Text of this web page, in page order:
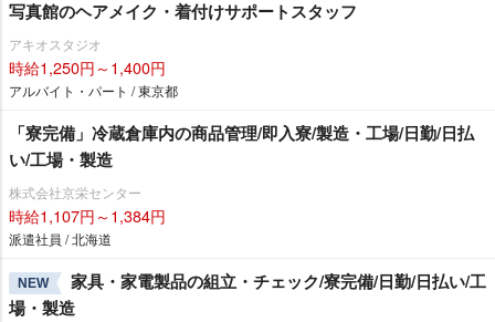
写真館のヘアメイク・着付けサポートスタッフ
アキオスタジオ
時給1,250円～1,400円
アルバイト・パート / 東京都
「寮完備」冷蔵倉庫内の商品管理/即入寮/製造・工場/日勤/日払
い/工場・製造
株式会社京栄センター
時給1,107円～1,384円
派遣社員 / 北海道
NEW
家具・家電製品の組立・チェック/寮完備/日勤/日払い/工
場・製造